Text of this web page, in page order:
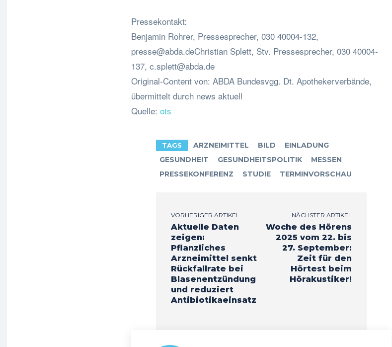
Pressekontakt:
Benjamin Rohrer, Pressesprecher, 030 40004-132,
presse@abda.deChristian Splett, Stv. Pressesprecher, 030 40004-
137, c.splett@abda.de
Original-Content von: ABDA Bundesvgg. Dt. Apothekerverbände,
übermittelt durch news aktuell
Quelle: ots
TAGS ARZNEIMITTEL BILD
EINLADUNG
GESUNDHEIT
GESUNDHEITSPOLITIK
MESSEN
PRESSEKONFERENZ
STUDIE TERMINVORSCHAU
VORHERIGER ARTIKEL
Aktuelle Daten
zeigen:
Pflanzliches
Arzneimittel senkt
Rückfallrate bei
Blasenentzündung
und reduziert
Antibiotikaeinsatz
NÄCHSTER ARTIKEL
Woche des Hörens
2025 vom 22. bis
27. September:
Zeit für den
Hörtest beim
Hörakustiker!